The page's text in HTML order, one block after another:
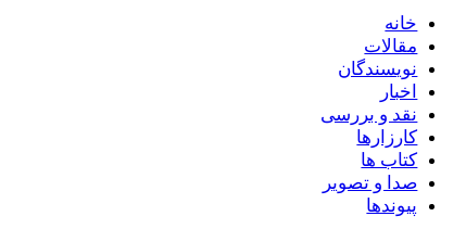
خانه
مقالات
نويسندگان
اخبار
نقد و بررسى
کارزارها
کتاب ها
صدا و تصوير
پيوندها